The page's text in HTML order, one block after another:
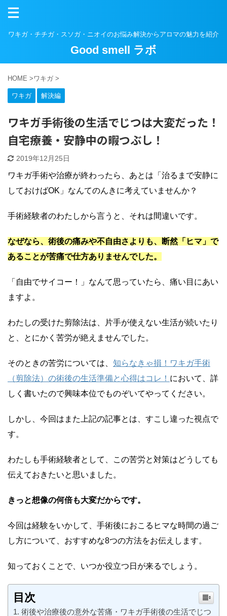
ワキガ・チチガ・スソガ・ニオイのお悩み解決からアロマの魅力を紹介
Good smell ラボ
HOME >ワキガ >
ワキガ 解決編
ワキガ手術後の生活でじつは大変だった！
自宅療養・安静中の暇つぶし！
2019年12月25日
ワキガ手術や治療が終わったら、あとは「治るまで安静に
しておけばOK」なんてのんきに考えていませんか？
手術経験者のわたしから言うと、それは間違いです。
なぜなら、術後の痛みや不自由さよりも、断然「ヒマ」で
あることが苦痛で仕方ありませんでした。
「自由でサイコー！」なんて思っていたら、痛い目にあい
ますよ。
わたしの受けた剪除法は、片手が使えない生活が続いたり
と、とにかく苦労が絶えませんでした。
そのときの苦労については、 知らなきゃ損！ワキガ手術
（剪除法）の術後の生活準備と心得はコレ！ において、詳
しく書いたので興味本位でものぞいてやってください。
しかし、今回はまた上記の記事とは、すこし違った視点で
す。
わたしも手術経験者として、この苦労と対策はどうしても
伝えておきたいと思いました。
きっと想像の何倍も大変だからです。
今回は経験をいかして、手術後におこるヒマな時間の過ご
し方について、おすすめな8つの方法をお伝えします。
知っておくことで、いつか役立つ日が来るでしょう。
目次
術後や治療後の意外な苦痛・ワキガ手術後の生活でじつ